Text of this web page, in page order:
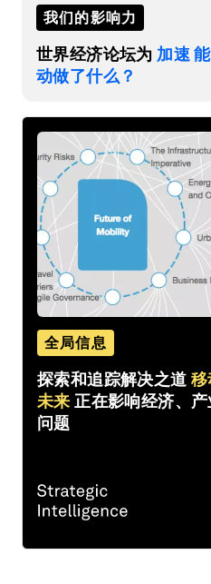
我们的影响力
世界经济论坛为 加速
动做了什么？
全局信息
探索和追踪解决之道
未来 正在影响经济、
问题